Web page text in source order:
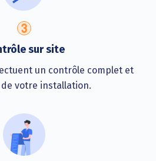
sur site
un contrôle complet et
votre installation.